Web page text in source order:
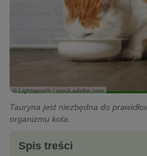
© Lightspruch / stock.adobe.com
Tauryna jest niezbędna do
organizmu kota.
Spis treści